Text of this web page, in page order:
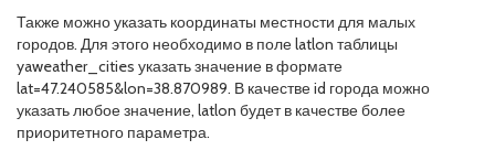
Также можно указать координаты местности для малых
городов. Для этого необходимо в поле latlon таблицы
yaweather_cities указать значение в формате
lat=47.240585&lon=38.870989. В качестве id города можно
указать любое значение, latlon будет в качестве более
приоритетного параметра.